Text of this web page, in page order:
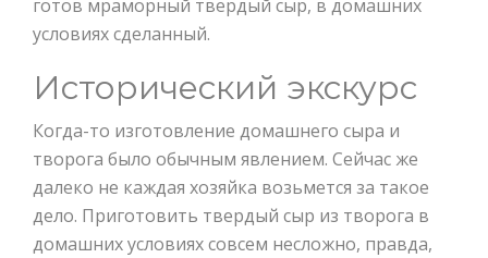
готов мраморный твердый сыр, в домашних
условиях сделанный.
Исторический экскурс
Когда-то изготовление домашнего сыра и
творога было обычным явлением. Сейчас же
далеко не каждая хозяйка возьмется за такое
дело. Приготовить твердый сыр из творога в
домашних условиях совсем несложно, правда,